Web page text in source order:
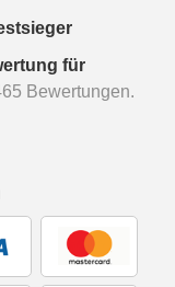
für
Bewertungen.